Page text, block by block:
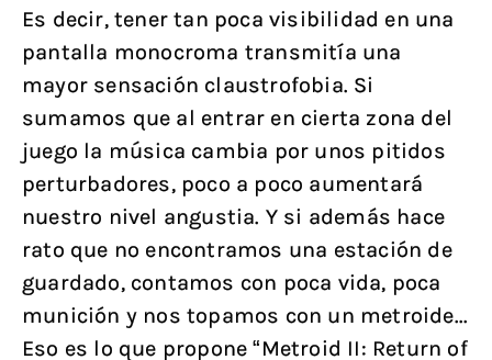
Es decir, tener tan poca visibilidad en una
pantalla monocroma transmitía una
mayor sensación claustrofobia. Si
sumamos que al entrar en cierta zona del
juego la música cambia por unos pitidos
perturbadores, poco a poco aumentará
nuestro nivel angustia. Y si además hace
rato que no encontramos una estación de
guardado, contamos con poca vida, poca
munición y nos topamos con un metroide...
Eso es lo que propone “Metroid II: Return of